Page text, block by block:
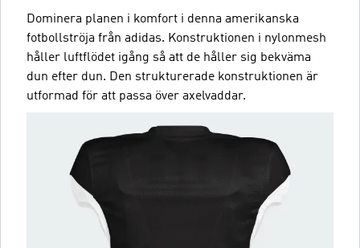
Dominera planen i komfort i denna amerikanska
fotbollströja från adidas. Konstruktionen i nylonmesh
håller luftflödet igång så att de håller sig bekväma
dun efter dun. Den strukturerade konstruktionen är
utformad för att passa över axelvaddar.